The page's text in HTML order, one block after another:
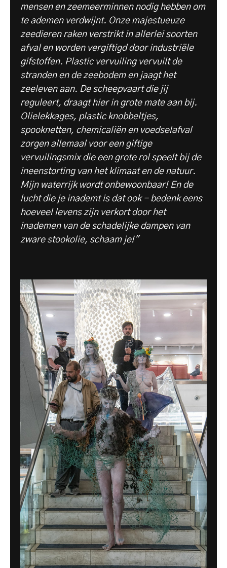
mensen en zeemeerminnen nodig hebben om
te ademen verdwijnt. Onze majestueuze
zeedieren raken verstrikt in allerlei soorten
afval en worden vergiftigd door industriële
gifstoffen. Plastic vervuiling vervuilt de
stranden en de zeebodem en jaagt het
zeeleven aan. De scheepvaart die jij
reguleert, draagt hier in grote mate aan bij.
Olielekkages, plastic knobbeltjes,
spooknetten, chemicaliën en voedselafval
zorgen allemaal voor een giftige
vervuilingsmix die een grote rol speelt bij de
ineenstorting van het klimaat en de natuur.
Mijn waterrijk wordt onbewoonbaar! En de
lucht die je inademt is dat ook - bedenk eens
hoeveel levens zijn verkort door het
inademen van de schadelijke dampen van
zware stookolie, schaam je!"